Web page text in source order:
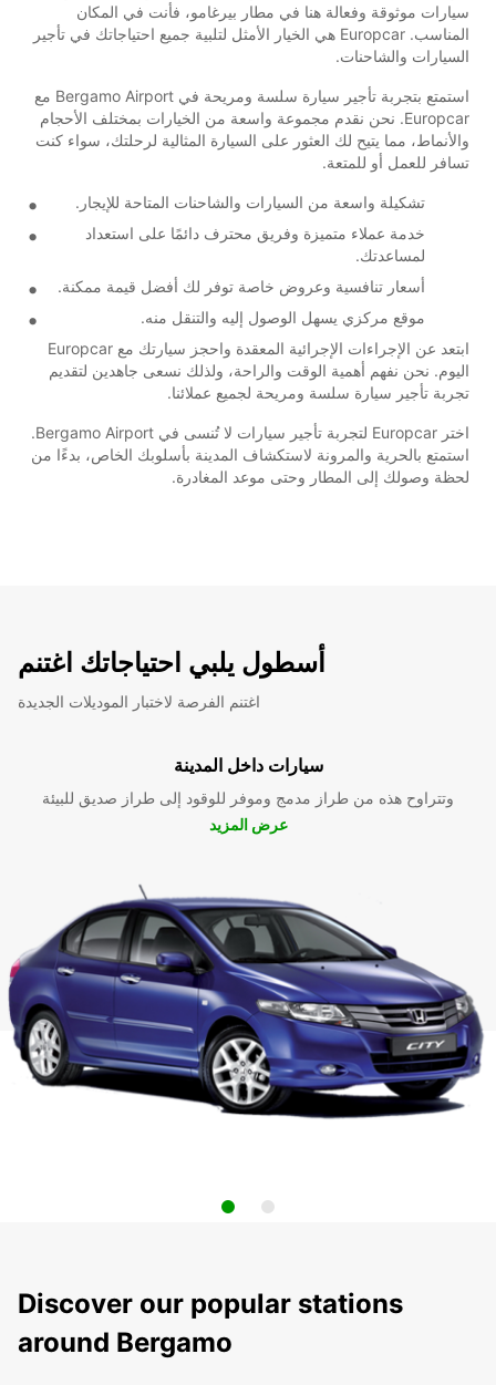
سيارات موثوقة وفعالة هنا في مطار بيرغامو، فأنت في المكان
المناسب. Europcar هي الخيار الأمثل لتلبية جميع احتياجاتك في تأجير
السيارات والشاحنات.
استمتع بتجربة تأجير سيارة سلسة ومريحة في Bergamo Airport مع
Europcar. نحن نقدم مجموعة واسعة من الخيارات بمختلف الأحجام
والأنماط، مما يتيح لك العثور على السيارة المثالية لرحلتك، سواء كنت
تسافر للعمل أو للمتعة.
تشكيلة واسعة من السيارات والشاحنات المتاحة للإيجار.
خدمة عملاء متميزة وفريق محترف دائمًا على استعداد
لمساعدتك.
أسعار تنافسية وعروض خاصة توفر لك أفضل قيمة ممكنة.
موقع مركزي يسهل الوصول إليه والتنقل منه.
ابتعد عن الإجراءات الإجرائية المعقدة واحجز سيارتك مع Europcar
اليوم. نحن نفهم أهمية الوقت والراحة، ولذلك نسعى جاهدين لتقديم
تجربة تأجير سيارة سلسة ومريحة لجميع عملائنا.
اختر Europcar لتجربة تأجير سيارات لا تُنسى في Bergamo Airport.
استمتع بالحرية والمرونة لاستكشاف المدينة بأسلوبك الخاص، بدءًا من
لحظة وصولك إلى المطار وحتى موعد المغادرة.
أسطول يلبي احتياجاتك اغتنم
اغتنم الفرصة لاختبار الموديلات الجديدة
سيارات داخل المدينة
وتتراوح هذه من طراز مدمج وموفر للوقود إلى طراز صديق للبيئة
عرض المزيد
Discover our popular stations
around Bergamo